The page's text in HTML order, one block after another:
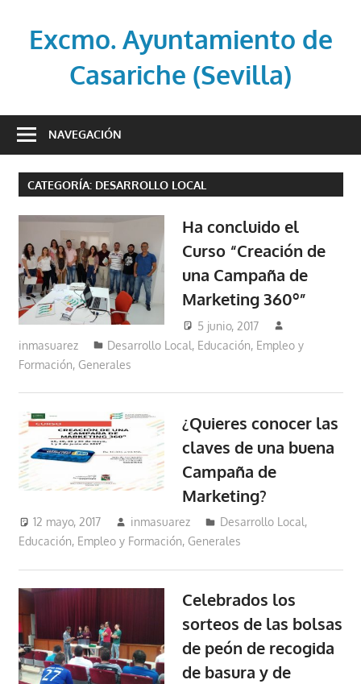
contenidoExcmo. Ayuntamiento de
Casariche (Sevilla)
oficial
Ayuntamiento
de
Casariche
NAVEGACIÓN
CATEGORÍA: DESARROLLO LOCAL
Ha concluido el
Curso “Creación de
una Campaña de
Marketing 360º”
5 junio, 2017
inmasuarez
Desarrollo Local, Educación, Empleo y
Formación, Generales
¿Quieres conocer las
claves de una buena
Campaña de
Marketing?
12 mayo, 2017 inmasuarez Desarrollo Local,
Educación, Empleo y Formación, Generales
Celebrados los
sorteos de las bolsas
de peón de recogida
de basura y de